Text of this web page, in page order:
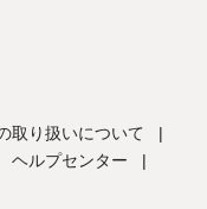
取り扱いについて
|
ヘルプセンター
|